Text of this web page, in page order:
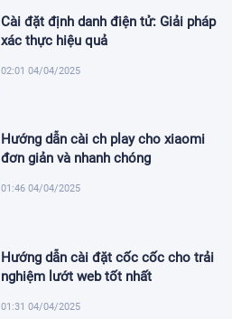
Cài đặt định danh điện tử: Giải pháp
xác thực hiệu quả
02:01 04/04/2025
Hướng dẫn cài ch play cho xiaomi
đơn giản và nhanh chóng
01:46 04/04/2025
Hướng dẫn cài đặt cốc cốc cho trải
nghiệm lướt web tốt nhất
01:31 04/04/2025